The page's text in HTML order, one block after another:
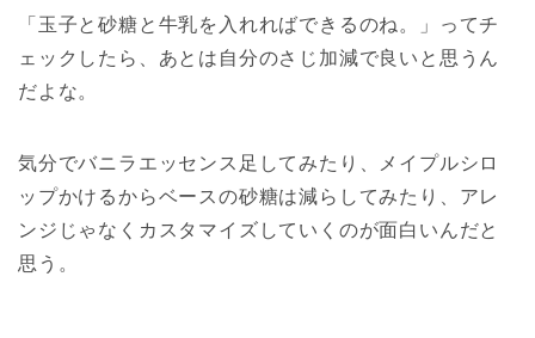
「玉子と砂糖と牛乳を入れればできるのね。」ってチ
ェックしたら、あとは自分のさじ加減で良いと思うん
だよな。
気分でバニラエッセンス足してみたり、メイプルシロ
ップかけるからベースの砂糖は減らしてみたり、アレ
ンジじゃなくカスタマイズしていくのが面白いんだと
思う。